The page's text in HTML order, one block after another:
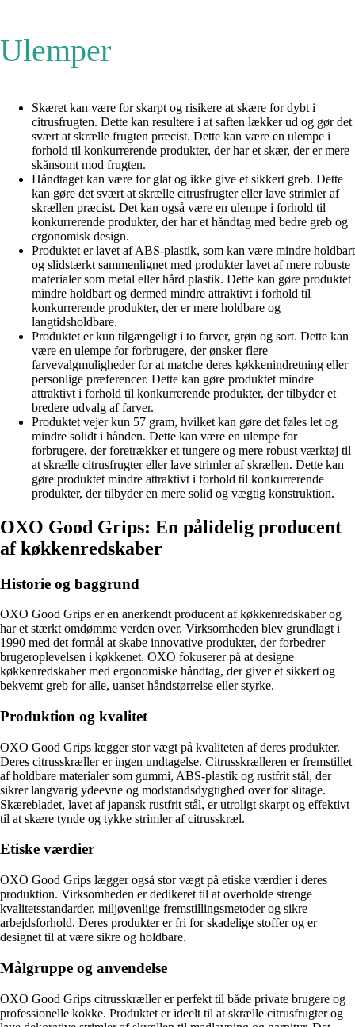
Ulemper
Skæret kan være for skarpt og risikere at skære for dybt i
citrusfrugten. Dette kan resultere i at saften lækker ud og gør det
svært at skrælle frugten præcist. Dette kan være en ulempe i
forhold til konkurrerende produkter, der har et skær, der er mere
skånsomt mod frugten.
Håndtaget kan være for glat og ikke give et sikkert greb. Dette
kan gøre det svært at skrælle citrusfrugter eller lave strimler af
skrællen præcist. Det kan også være en ulempe i forhold til
konkurrerende produkter, der har et håndtag med bedre greb og
ergonomisk design.
Produktet er lavet af ABS-plastik, som kan være mindre holdbart
og slidstærkt sammenlignet med produkter lavet af mere robuste
materialer som metal eller hård plastik. Dette kan gøre produktet
mindre holdbart og dermed mindre attraktivt i forhold til
konkurrerende produkter, der er mere holdbare og
langtidsholdbare.
Produktet er kun tilgængeligt i to farver, grøn og sort. Dette kan
være en ulempe for forbrugere, der ønsker flere
farvevalgmuligheder for at matche deres køkkenindretning eller
personlige præferencer. Dette kan gøre produktet mindre
attraktivt i forhold til konkurrerende produkter, der tilbyder et
bredere udvalg af farver.
Produktet vejer kun 57 gram, hvilket kan gøre det føles let og
mindre solidt i hånden. Dette kan være en ulempe for
forbrugere, der foretrækker et tungere og mere robust værktøj til
at skrælle citrusfrugter eller lave strimler af skrællen. Dette kan
gøre produktet mindre attraktivt i forhold til konkurrerende
produkter, der tilbyder en mere solid og vægtig konstruktion.
OXO Good Grips: En pålidelig producent
af køkkenredskaber
Historie og baggrund
OXO Good Grips er en anerkendt producent af køkkenredskaber og
har et stærkt omdømme verden over. Virksomheden blev grundlagt i
1990 med det formål at skabe innovative produkter, der forbedrer
brugeroplevelsen i køkkenet. OXO fokuserer på at designe
køkkenredskaber med ergonomiske håndtag, der giver et sikkert og
bekvemt greb for alle, uanset håndstørrelse eller styrke.
Produktion og kvalitet
OXO Good Grips lægger stor vægt på kvaliteten af deres produkter.
Deres citrusskræller er ingen undtagelse. Citrusskrælleren er fremstillet
af holdbare materialer som gummi, ABS-plastik og rustfrit stål, der
sikrer langvarig ydeevne og modstandsdygtighed over for slitage.
Skærebladet, lavet af japansk rustfrit stål, er utroligt skarpt og effektivt
til at skære tynde og tykke strimler af citrusskræl.
Etiske værdier
OXO Good Grips lægger også stor vægt på etiske værdier i deres
produktion. Virksomheden er dedikeret til at overholde strenge
kvalitetsstandarder, miljøvenlige fremstillingsmetoder og sikre
arbejdsforhold. Deres produkter er fri for skadelige stoffer og er
designet til at være sikre og holdbare.
Målgruppe og anvendelse
OXO Good Grips citrusskræller er perfekt til både private brugere og
professionelle kokke. Produktet er ideelt til at skrælle citrusfrugter og